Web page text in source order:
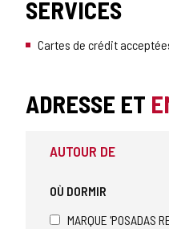
SERVICES
Cartes de crédit
ADRESSE ET
AUTOUR DE
OÙ DORMIR
MARQUE 'POSADAS